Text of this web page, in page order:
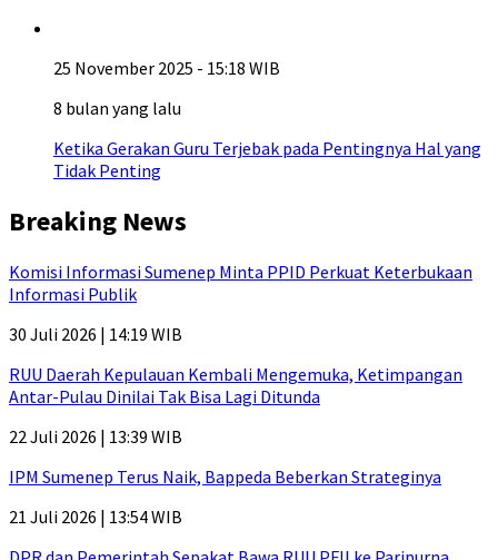
25 November 2025 - 15:18 WIB
8 bulan yang lalu
Ketika Gerakan Guru Terjebak pada Pentingnya Hal yang
Tidak Penting
Breaking News
Komisi Informasi Sumenep Minta PPID Perkuat Keterbukaan
Informasi Publik
30 Juli 2026 | 14:19 WIB
RUU Daerah Kepulauan Kembali Mengemuka, Ketimpangan
Antar-Pulau Dinilai Tak Bisa Lagi Ditunda
22 Juli 2026 | 13:39 WIB
IPM Sumenep Terus Naik, Bappeda Beberkan Strateginya
21 Juli 2026 | 13:54 WIB